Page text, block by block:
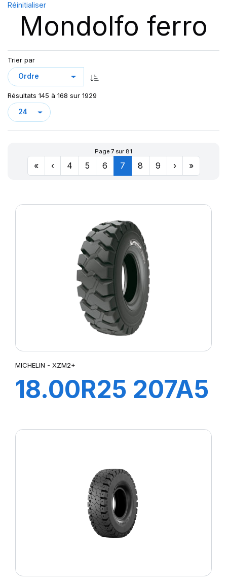
SIOC (23)
SPEEDWAYS
(64)
STICA
(3)
TIGAR (24)
Réinitialiser
Mondolfo ferro
Trier par
Résultats 145 à 168 sur 1929
Page 7 sur 81
« ‹ 4 5 6 7 8 9 › »
MICHELIN - XZM2+
18.00R25 207A5